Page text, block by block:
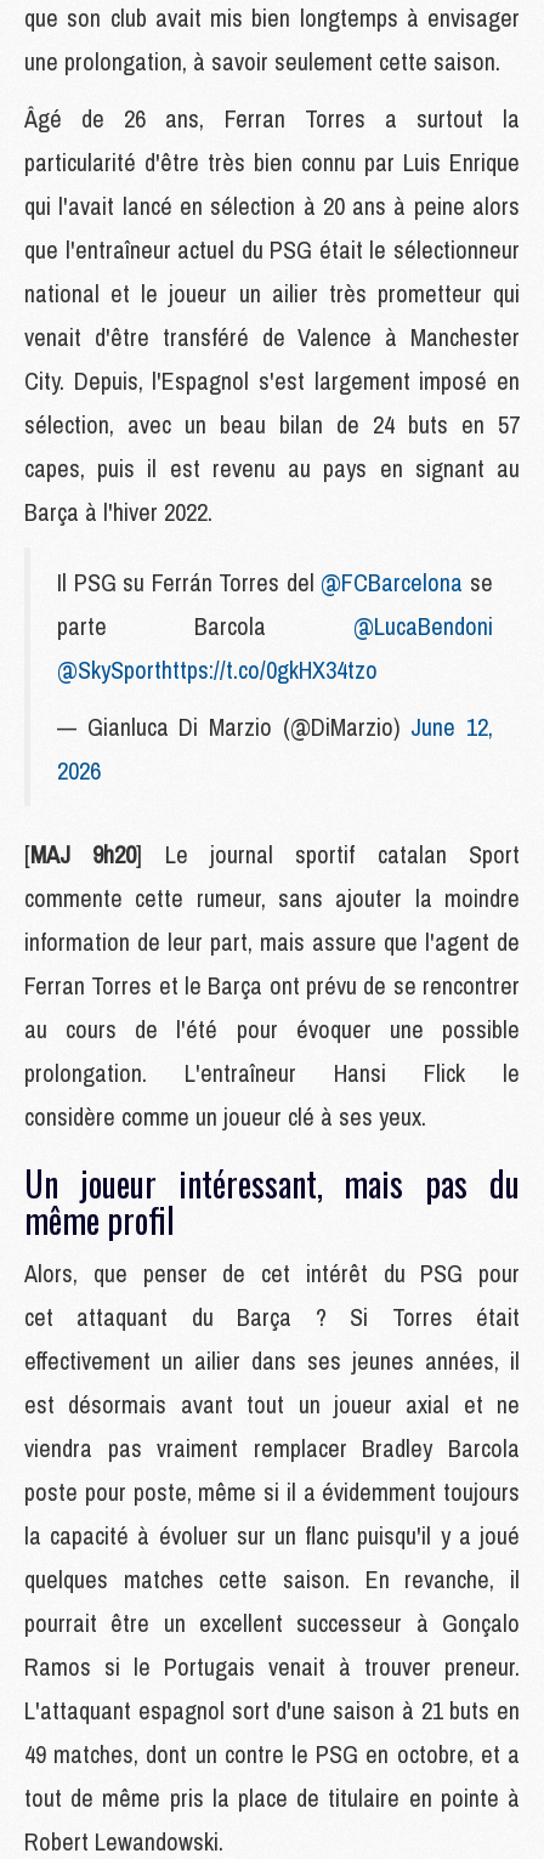
que son club avait mis bien longtemps à envisager
une prolongation, à savoir seulement cette saison.
Âgé de 26 ans, Ferran Torres a surtout la
particularité d'être très bien connu par Luis Enrique
qui l'avait lancé en sélection à 20 ans à peine alors
que l'entraîneur actuel du PSG était le sélectionneur
national et le joueur un ailier très prometteur qui
venait d'être transféré de Valence à Manchester
City. Depuis, l'Espagnol s'est largement imposé en
sélection, avec un beau bilan de 24 buts en 57
capes, puis il est revenu au pays en signant au
Barça à l'hiver 2022.
Il PSG su Ferrán Torres del @FCBarcelona se
parte Barcola @LucaBendoni
@SkySporthttps://t.co/0gkHX34tzo
— Gianluca Di Marzio (@DiMarzio) June 12,
2026
[MAJ 9h20] Le journal sportif catalan Sport
commente cette rumeur, sans ajouter la moindre
information de leur part, mais assure que l'agent de
Ferran Torres et le Barça ont prévu de se rencontrer
au cours de l'été pour évoquer une possible
prolongation. L'entraîneur Hansi Flick le
considère comme un joueur clé à ses yeux.
Un joueur intéressant, mais pas du
même profil
Alors, que penser de cet intérêt du PSG pour
cet attaquant du Barça ? Si Torres était
effectivement un ailier dans ses jeunes années, il
est désormais avant tout un joueur axial et ne
viendra pas vraiment remplacer Bradley Barcola
poste pour poste, même si il a évidemment toujours
la capacité à évoluer sur un flanc puisqu'il y a joué
quelques matches cette saison. En revanche, il
pourrait être un excellent successeur à Gonçalo
Ramos si le Portugais venait à trouver preneur.
L'attaquant espagnol sort d'une saison à 21 buts en
49 matches, dont un contre le PSG en octobre, et a
tout de même pris la place de titulaire en pointe à
Robert Lewandowski.